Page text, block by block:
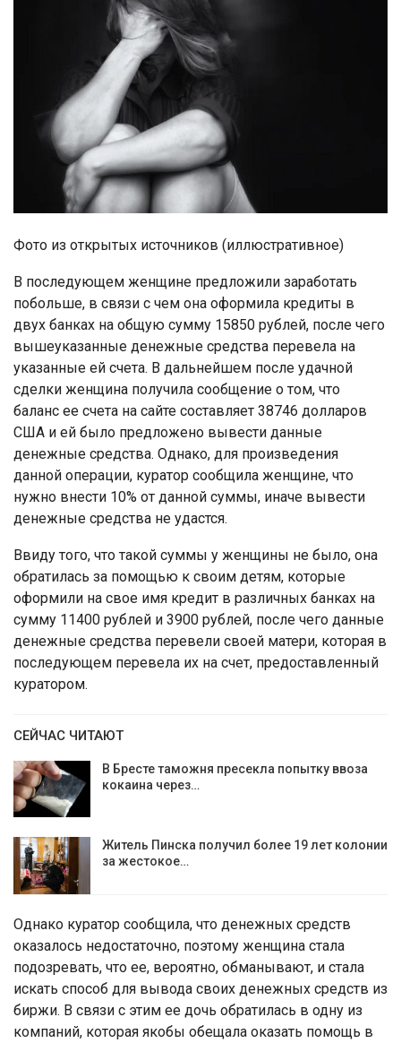
Фото из открытых источников (иллюстративное)
В последующем женщине предложили заработать
побольше, в связи с чем она оформила кредиты в
двух банках на общую сумму 15850 рублей, после чего
вышеуказанные денежные средства перевела на
указанные ей счета. В дальнейшем после удачной
сделки женщина получила сообщение о том, что
баланс ее счета на сайте составляет 38746 долларов
США и ей было предложено вывести данные
денежные средства. Однако, для произведения
данной операции, куратор сообщила женщине, что
нужно внести 10% от данной суммы, иначе вывести
денежные средства не удастся.
Ввиду того, что такой суммы у женщины не было, она
обратилась за помощью к своим детям, которые
оформили на свое имя кредит в различных банках на
сумму 11400 рублей и 3900 рублей, после чего данные
денежные средства перевели своей матери, которая в
последующем перевела их на счет, предоставленный
куратором.
СЕЙЧАС ЧИТАЮТ
В Бресте таможня пресекла попытку ввоза
кокаина через…
Житель Пинска получил более 19 лет колонии
за жестокое…
Однако куратор сообщила, что денежных средств
оказалось недостаточно, поэтому женщина стала
подозревать, что ее, вероятно, обманывают, и стала
искать способ для вывода своих денежных средств из
биржи. В связи с этим ее дочь обратилась в одну из
компаний, которая якобы обещала оказать помощь в